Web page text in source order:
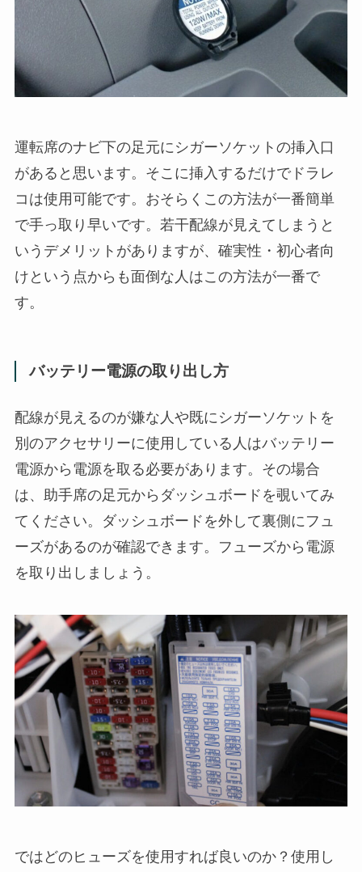
運転席のナビ下の足元にシガーソケットの挿入口
があると思います。そこに挿入するだけでドラレ
コは使用可能です。おそらくこの方法が一番簡単
で手っ取り早いです。若干配線が見えてしまうと
いうデメリットがありますが、確実性・初心者向
けという点からも面倒な人はこの方法が一番で
す。
バッテリー電源の取り出し方
配線が見えるのが嫌な人や既にシガーソケットを
別のアクセサリーに使用している人はバッテリー
電源から電源を取る必要があります。その場合
は、助手席の足元からダッシュボードを覗いてみ
てください。ダッシュボードを外して裏側にフュ
ーズがあるのが確認できます。フューズから電源
を取り出しましょう。
ではどのヒューズを使用すれば良いのか？使用し